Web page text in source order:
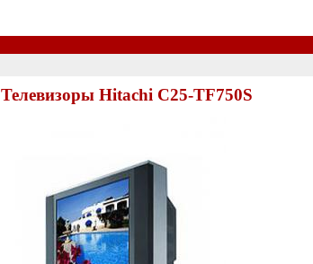
Телевизоры Hitachi C25-TF750S